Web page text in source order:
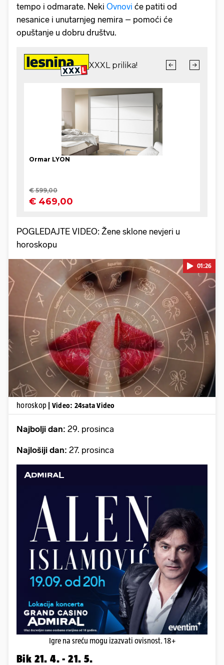
tempo i odmarate. Neki Ovnovi će patiti od
nesanice i unutarnjeg nemira – pomoći će
opuštanje u dobru društvu.
POGLEDAJTE VIDEO: Žene sklone nevjeri u
horoskopu
Pokretanje videa...
01:26
horoskop | Video: 24sata Video
Najbolji dan: 29. prosinca
Najlošiji dan: 27. prosinca
Igre na sreću mogu izazvati ovisnost. 18+
Bik 21. 4. - 21. 5.